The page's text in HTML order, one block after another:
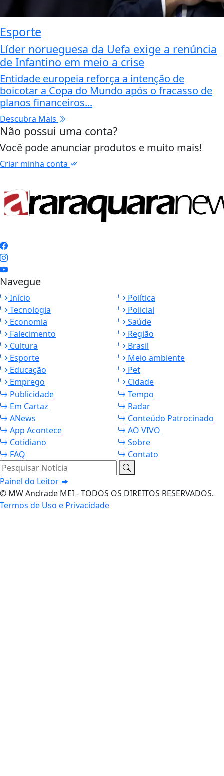
Esporte
Líder norueguesa da Uefa exige a renúncia
de Infantino em meio a crise
Entidade europeia reforça a intenção de
boicotar a Copa do Mundo após o fracasso de
planos financeiros...
Descubra Mais
Não possui uma conta?
Você pode anunciar produtos e muito mais!
Criar minha conta
Navegue
Início
Política
Tecnologia
Policial
Economia
Saúde
Falecimento
Região
Cultura
Brasil
Esporte
Meio ambiente
Educação
Pet
Emprego
Cidade
Publicidade
Tempo
Em Cartaz
Radar
ANews
Conteúdo Patrocinado
App Acontece
AO VIVO
Cotidiano
Sobre
FAQ
Contato
Pesquisar Notícia
Painel do Leitor
© MW Andrade MEI - TODOS OS DIREITOS RESERVADOS.
Termos de Uso e Privacidade